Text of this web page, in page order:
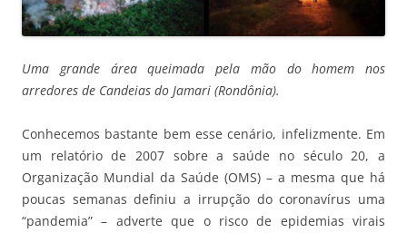
Uma grande área queimada pela mão do homem nos
arredores de Candeias do Jamari (Rondônia).
Conhecemos bastante bem esse cenário, infelizmente. Em
um relatório de 2007 sobre a saúde no século 20, a
Organização Mundial da Saúde (OMS) – a mesma que há
poucas semanas definiu a irrupção do coronavírus uma
“pandemia” – adverte que o risco de epidemias virais